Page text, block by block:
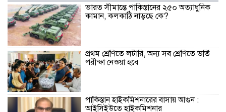
ভারত সীমান্তে পাকিস্তানের ২৫০ অত্যাধুনিক
কামান, কলকাঠি নাড়ছে কে?
প্রথম শ্রেণিতে লটারি, অন্য সব শ্রেণিতে ভর্তি
পরীক্ষা নেওয়া হবে
পাকিস্তান হাইকমিশনারের বাসায় আগুন :
আইসিইউতে হাইকমিশনার